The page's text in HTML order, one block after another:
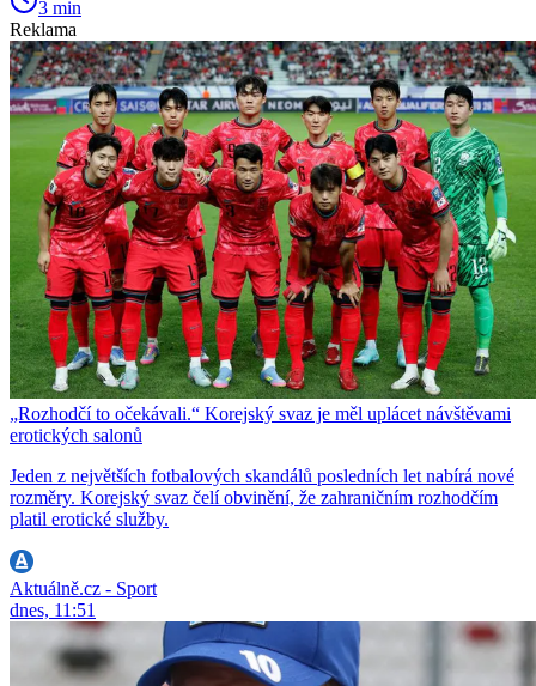
3 min
Reklama
„Rozhodčí to očekávali.“ Korejský svaz je měl uplácet návštěvami
erotických salonů
Jeden z největších fotbalových skandálů posledních let nabírá nové
rozměry. Korejský svaz čelí obvinění, že zahraničním rozhodčím
platil erotické služby.
Aktuálně.cz - Sport
dnes, 11:51